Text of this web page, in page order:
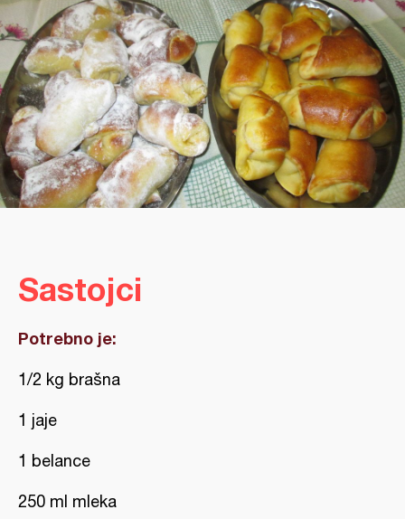
Sastojci
Potrebno je:
1/2 kg brašna
1 jaje
1 belance
250 ml mleka